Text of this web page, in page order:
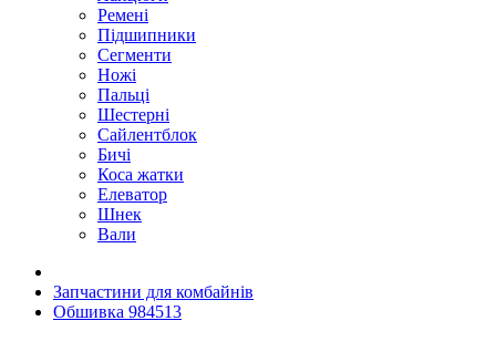
Ремені
Підшипники
Сегменти
Ножі
Пальці
Шестерні
Сайлентблок
Бичі
Коса жатки
Елеватор
Шнек
Вали
Запчастини для комбайнів
Обшивка 984513